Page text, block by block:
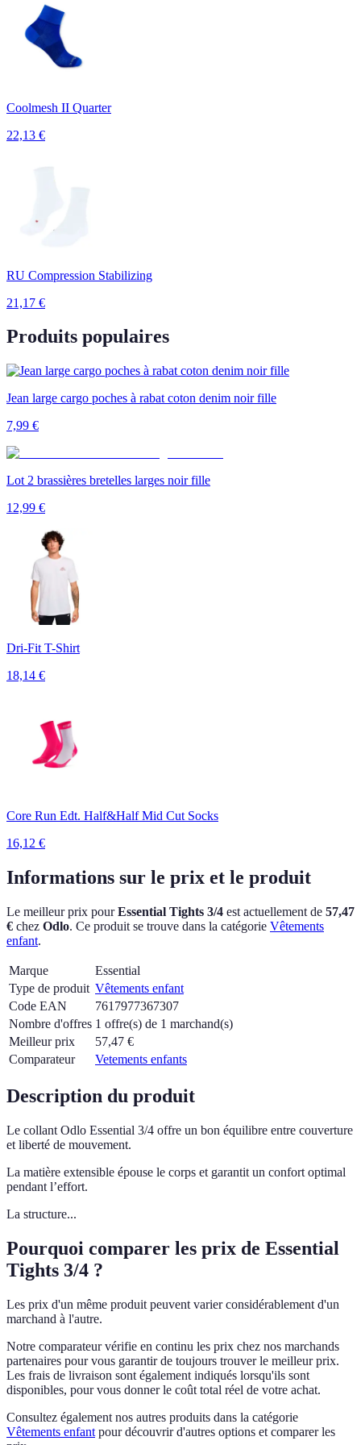
Coolmesh II Quarter
22,13 €
RU Compression Stabilizing
21,17 €
Produits populaires
Jean large cargo poches à rabat coton denim noir fille
7,99 €
Lot 2 brassières bretelles larges noir fille
12,99 €
Dri-Fit T-Shirt
18,14 €
Core Run Edt. Half&Half Mid Cut Socks
16,12 €
Informations sur le prix et le produit
Le meilleur prix pourEssential Tights 3/4 est actuellement de 57,47
€ chez Odlo. Ce produit se trouve dans la catégorie Vêtements
enfant.
Marque
Essential
Type de produit Vêtements enfant
Code EAN
7617977367307
Nombre d'offres 1 offre(s) de 1 marchand(s)
Meilleur prix
57,47 €
Comparateur
Vetements enfants
Description du produit
Le collant Odlo Essential 3/4 offre un bon équilibre entre couverture
et liberté de mouvement.
La matière extensible épouse le corps et garantit un confort optimal
pendant l’effort.
La structure...
Pourquoi comparer les prix de Essential
Tights 3/4 ?
Les prix d'un même produit peuvent varier considérablement d'un
marchand à l'autre.
Notre comparateur vérifie en continu les prix chez nos marchands
partenaires pour vous garantir de toujours trouver le meilleur prix.
Les frais de livraison sont également indiqués lorsqu'ils sont
disponibles, pour vous donner le coût total réel de votre achat.
Consultez également nos autres produits dans la catégorie
Vêtements enfant pour découvrir d'autres options et comparer les